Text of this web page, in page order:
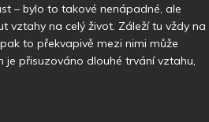
– bylo to takové nenápadné, ale
vztahy na celý život. Záleží tu vždy na
to překvapivě mezi nimi může
je přisuzováno dlouhé trvání vztahu,